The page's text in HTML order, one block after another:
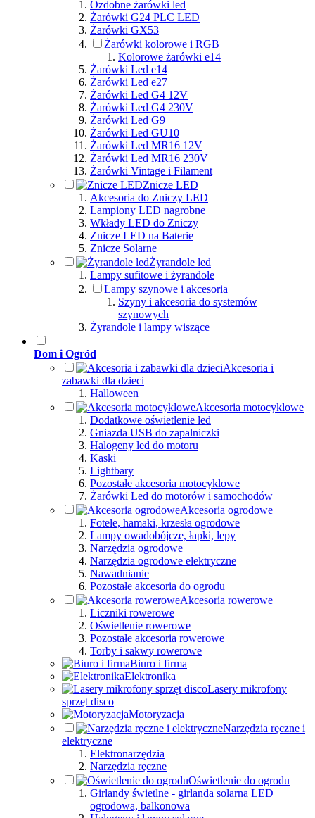
Ozdobne żarówki led
Żarówki G24 PLC LED
Żarówki GX53
Żarówki kolorowe i RGB
Kolorowe żarówki e14
Żarówki Led e14
Żarówki Led e27
Żarówki Led G4 12V
Żarówki Led G4 230V
Żarówki Led G9
Żarówki Led GU10
Żarówki Led MR16 12V
Żarówki Led MR16 230V
Żarówki Vintage i Filament
Znicze LED
Akcesoria do Zniczy LED
Lampiony LED nagrobne
Wkłady LED do Zniczy
Znicze LED na Baterie
Znicze Solarne
Żyrandole led
Lampy sufitowe i żyrandole
Lampy szynowe i akcesoria
Szyny i akcesoria do systemów
szynowych
Żyrandole i lampy wiszące
Dom i Ogród
Akcesoria i
zabawki dla dzieci
Halloween
Akcesoria motocyklowe
Dodatkowe oświetlenie led
Gniazda USB do zapalniczki
Halogeny led do motoru
Kaski
Lightbary
Pozostałe akcesoria motocyklowe
Żarówki Led do motorów i samochodów
Akcesoria ogrodowe
Fotele, hamaki, krzesła ogrodowe
Lampy owadobójcze, łapki, lepy
Narzędzia ogrodowe
Narzędzia ogrodowe elektryczne
Nawadnianie
Pozostałe akcesoria do ogrodu
Akcesoria rowerowe
Liczniki rowerowe
Oświetlenie rowerowe
Pozostałe akcesoria rowerowe
Torby i sakwy rowerowe
Biuro i firma
Elektronika
Lasery mikrofony
sprzęt disco
Motoryzacja
Narzędzia ręczne i
elektryczne
Elektronarzędzia
Narzędzia ręczne
Oświetlenie do ogrodu
Girlandy świetlne - girlanda solarna LED
ogrodowa, balkonowa